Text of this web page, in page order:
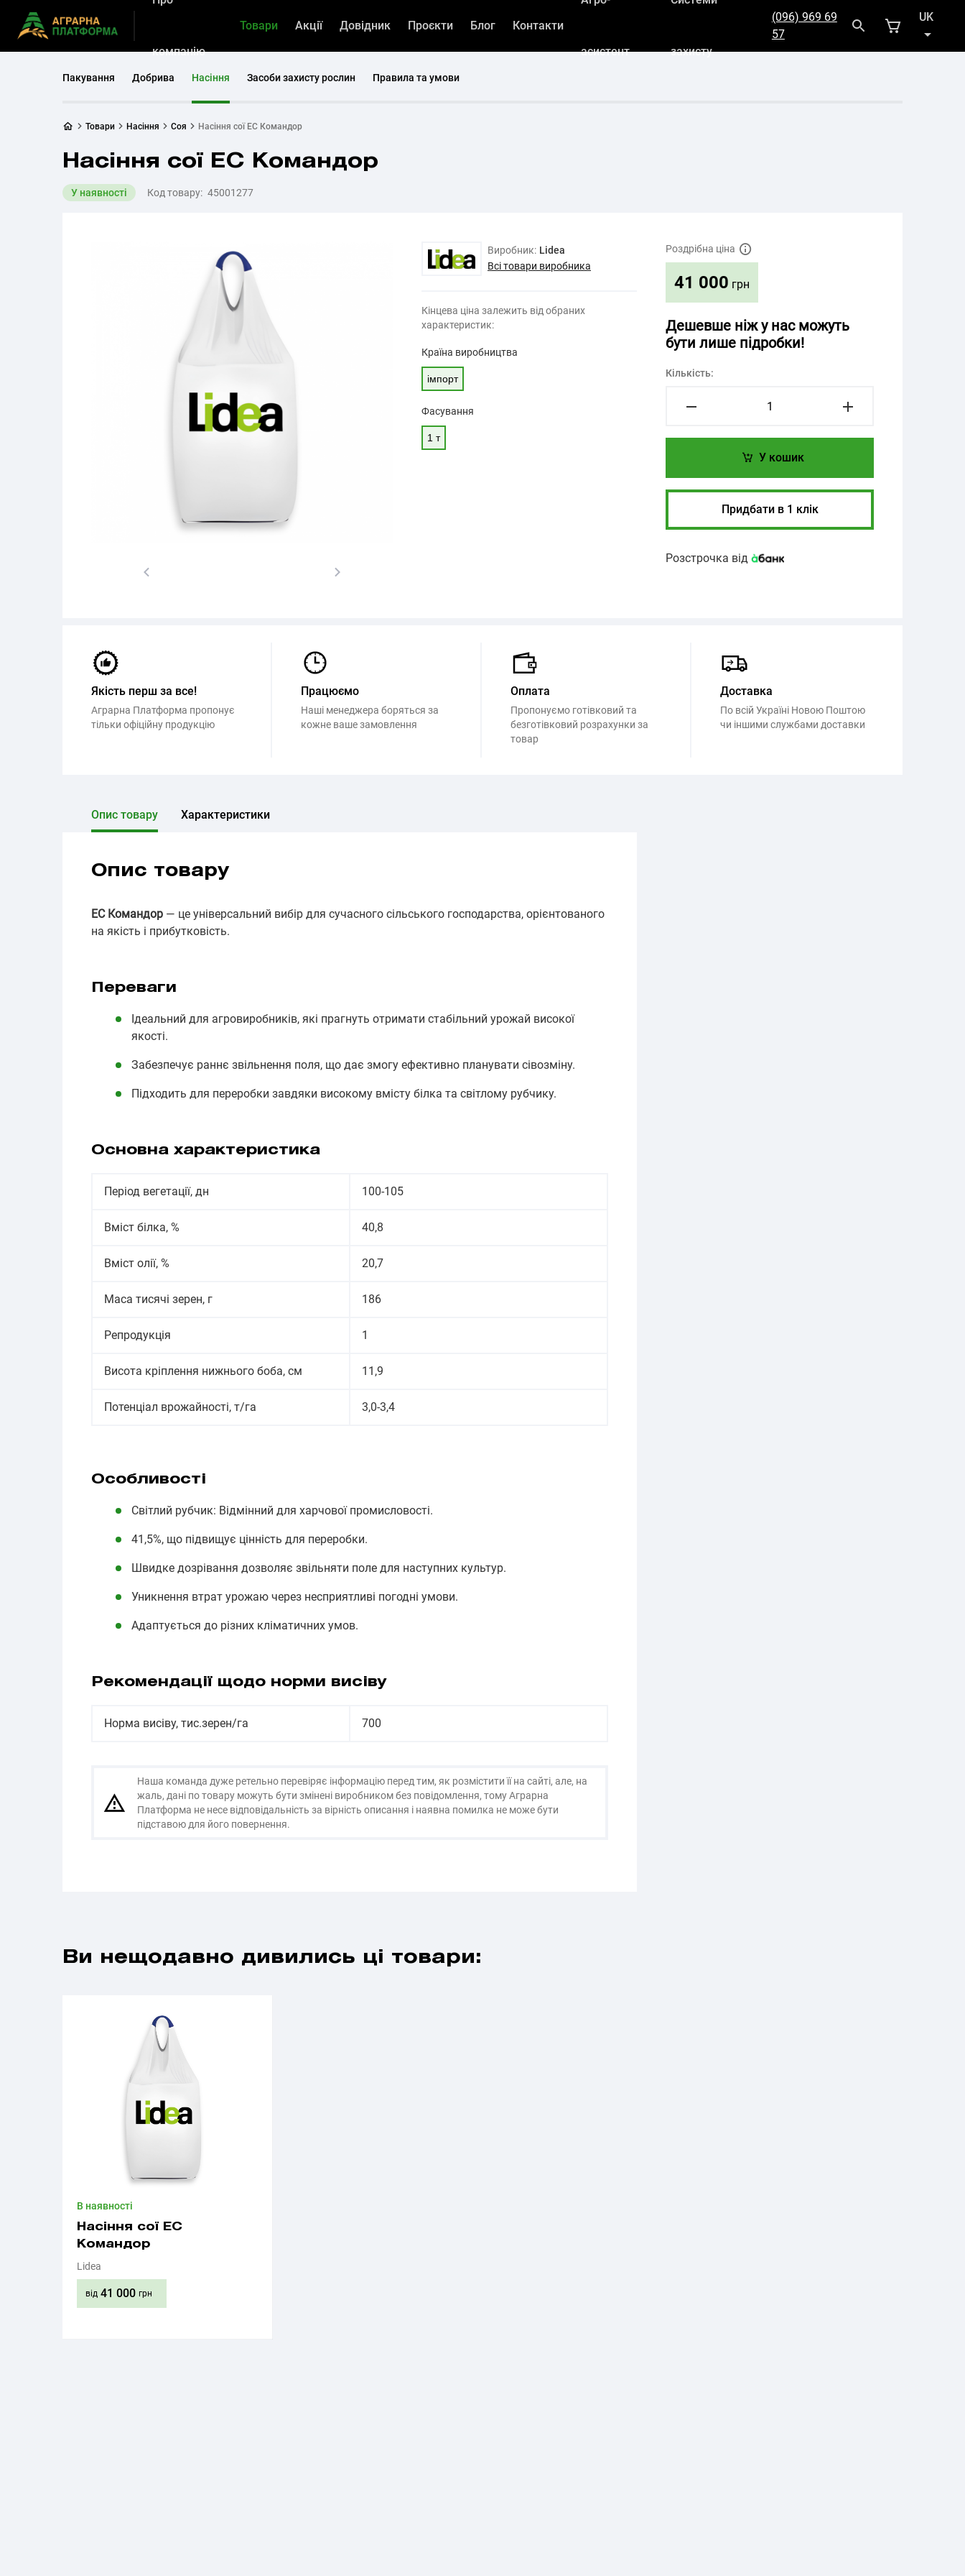
компанію
Товари Акції Довідник Проєкти Блог Контакти
асистент захисту
(096) 969 69
57
UK
RU
Пакування Добрива Насіння Засоби захисту рослин Правила та умови
Товари Насіння Соя Насіння сої ЕС Командор
Насіння сої ЕС Командор
У наявності Код товару: 45001277
Виробник: Lidea
Всі товари виробника
Кінцева ціна залежить від обраних
характеристик:
Країна виробництва
імпорт
Фасування
1 т
Роздрібна ціна
41 000 грн
Дешевше ніж у нас можуть
бути лише підробки!
Кількість:
У кошик
Придбати в 1 клік
Розстрочка від
Якість перш за все!
Аграрна Платформа пропонує
тільки офіційну продукцію
Працюємо
Наші менеджера боряться за
кожне ваше замовлення
Оплата
Пропонуємо готівковий та
безготівковий розрахунки за
товар
Доставка
По всій Україні Новою Поштою
чи іншими службами доставки
Опис товару Характеристики
Опис товару
ЕС Командор — це універсальний вибір для сучасного сільського господарства, орієнтованого
на якість і прибутковість.
Переваги
Ідеальний для агровиробників, які прагнуть отримати стабільний урожай високої
якості.
Забезпечує раннє звільнення поля, що дає змогу ефективно планувати сівозміну.
Підходить для переробки завдяки високому вмісту білка та світлому рубчику.
Основна характеристика
Період вегетації, дн 100-105
Вміст білка, % 40,8
Вміст олії, % 20,7
Маса тисячі зерен, г 186
Репродукція 1
Висота кріплення нижнього боба, см 11,9
Потенціал врожайності, т/га 3,0-3,4
Особливості
Світлий рубчик: Відмінний для харчової промисловості.
41,5%, що підвищує цінність для переробки.
Швидке дозрівання дозволяє звільняти поле для наступних культур.
Уникнення втрат урожаю через несприятливі погодні умови.
Адаптується до різних кліматичних умов.
Рекомендації щодо норми висіву
Норма висіву, тис.зерен/га 700
Наша команда дуже ретельно перевіряє інформацію перед тим, як розмістити її на сайті, але, на
жаль, дані по товару можуть бути змінені виробником без повідомлення, тому Аграрна
Платформа не несе відповідальність за вірність описання і наявна помилка не може бути
підставою для його повернення.
Ви нещодавно дивились ці товари:
В наявності
Насіння сої ЕС
Командор
Lidea
від 41 000 грн